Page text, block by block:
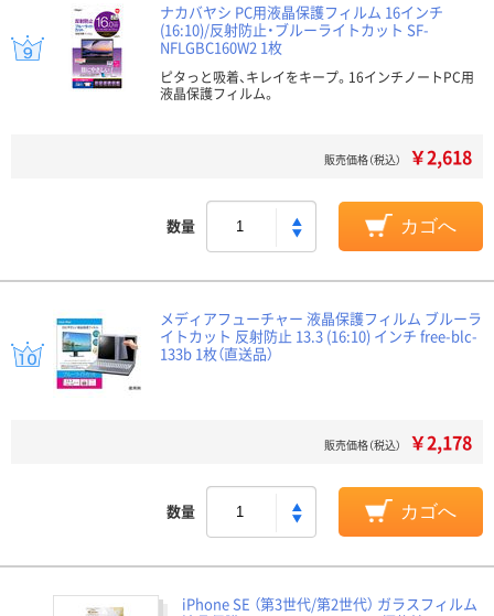
ナカバヤシ PC用液晶保護フィルム 16インチ
(16:10)/反射防止・ブルーライトカット SF-
NFLGBC160W2 1枚
ピタっと吸着、キレイをキープ。16インチノートPC用
液晶保護フィルム。
販売価格（税込） ￥2,618
数量 カゴへ
メディアフューチャー 液晶保護フィルム ブルーラ
イトカット 反射防止 13.3 (16:10) インチ free-blc-
133b 1枚（直送品）
販売価格（税込） ￥2,178
数量 カゴへ
iPhone SE （第3世代/第2世代） ガラスフィルム